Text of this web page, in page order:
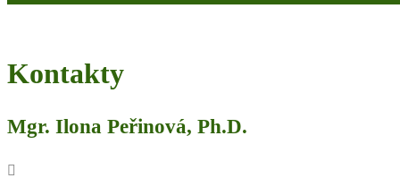
Kontakty
Mgr. Ilona Peřinová, Ph.D.